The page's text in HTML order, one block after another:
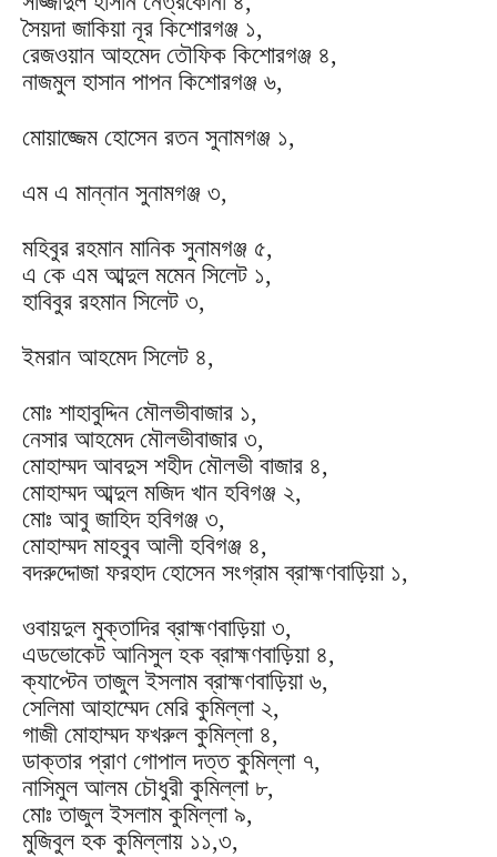
সৈয়দা জাকিয়া নূর কিশোরগঞ্জ ১,
রেজওয়ান আহমেদ তৌফিক কিশোরগঞ্জ ৪,
নাজমুল হাসান পাপন কিশোরগঞ্জ ৬,
মোয়াজ্জেম হোসেন রতন সুনামগঞ্জ ১,
এম এ মান্নান সুনামগঞ্জ ৩,
মহিবুর রহমান মানিক সুনামগঞ্জ ৫,
এ কে এম আব্দুল মমেন সিলেট ১,
হাবিবুর রহমান সিলেট ৩,
ইমরান আহমেদ সিলেট ৪,
মোঃ শাহাবুদ্দিন মৌলভীবাজার ১,
নেসার আহমেদ মৌলভীবাজার ৩,
মোহাম্মদ আবদুস শহীদ মৌলভী বাজার ৪,
মোহাম্মদ আব্দুল মজিদ খান হবিগঞ্জ ২,
মোঃ আবু জাহিদ হবিগঞ্জ ৩,
মোহাম্মদ মাহবুব আলী হবিগঞ্জ ৪,
বদরুদ্দোজা ফরহাদ হোসেন সংগ্রাম ব্রাহ্মণবাড়িয়া ১,
ওবায়দুল মুক্তাদির ব্রাহ্মণবাড়িয়া ৩,
এডভোকেট আনিসুল হক ব্রাহ্মণবাড়িয়া ৪,
ক্যাপ্টেন তাজুল ইসলাম ব্রাহ্মণবাড়িয়া ৬,
সেলিমা আহাম্মেদ মেরি কুমিল্লা ২,
গাজী মোহাম্মদ ফখরুল কুমিল্লা ৪,
ডাক্তার প্রাণ গোপাল দত্ত কুমিল্লা ৭,
নাসিমুল আলম চৌধুরী কুমিল্লা ৮,
মোঃ তাজুল ইসলাম কুমিল্লা ৯,
মুজিবুল হক কুমিল্লায় ১১,৩,